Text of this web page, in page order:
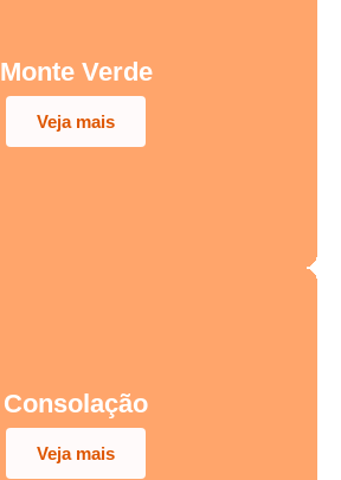
Monte Verde
Veja mais
Consolação
Veja mais